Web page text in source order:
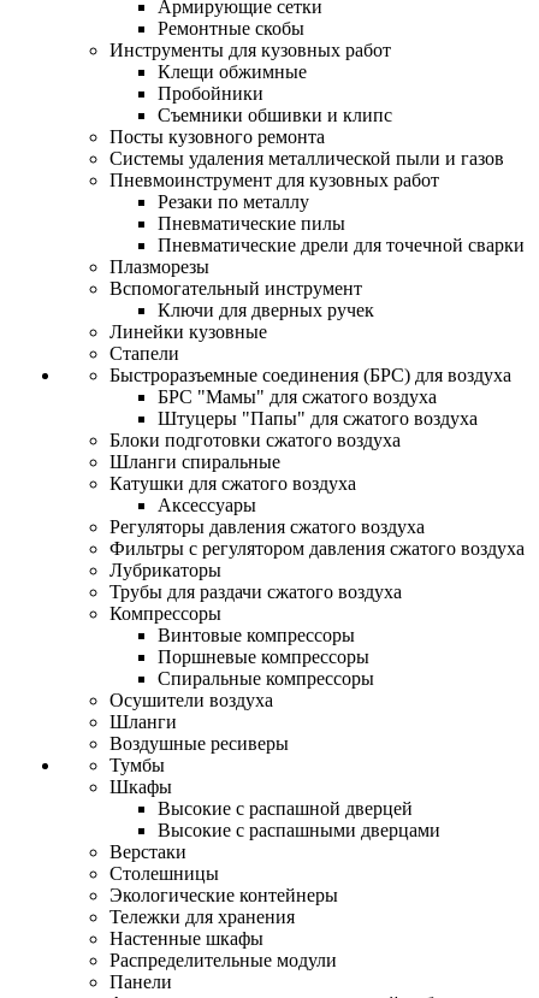
Армирующие сетки
Ремонтные скобы
Инструменты для кузовных работ
Клещи обжимные
Пробойники
Съемники обшивки и клипс
Посты кузовного ремонта
Системы удаления металлической пыли и газов
Пневмоинструмент для кузовных работ
Резаки по металлу
Пневматические пилы
Пневматические дрели для точечной сварки
Плазморезы
Вспомогательный инструмент
Ключи для дверных ручек
Линейки кузовные
Стапели
Быстроразъемные соединения (БРС) для воздуха
БРС "Мамы" для сжатого воздуха
Штуцеры "Папы" для сжатого воздуха
Блоки подготовки сжатого воздуха
Шланги спиральные
Катушки для сжатого воздуха
Аксессуары
Регуляторы давления сжатого воздуха
Фильтры с регулятором давления сжатого воздуха
Лубрикаторы
Трубы для раздачи сжатого воздуха
Компрессоры
Винтовые компрессоры
Поршневые компрессоры
Спиральные компрессоры
Осушители воздуха
Шланги
Воздушные ресиверы
Тумбы
Шкафы
Высокие с распашной дверцей
Высокие с распашными дверцами
Верстаки
Столешницы
Экологические контейнеры
Тележки для хранения
Настенные шкафы
Распределительные модули
Панели